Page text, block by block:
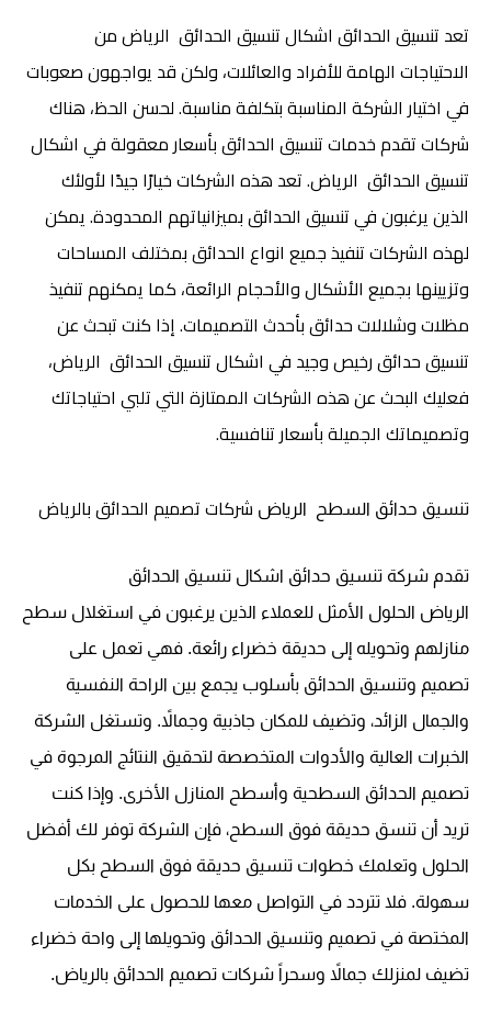
تعد تنسيق الحدائق اشكال تنسيق الحدائق الرياض من
الاحتياجات الهامة للأفراد والعائلات، ولكن قد يواجهون صعوبات
في اختيار الشركة المناسبة بتكلفة مناسبة. لحسن الحظ، هناك
شركات تقدم خدمات تنسيق الحدائق بأسعار معقولة في اشكال
تنسيق الحدائق الرياض. تعد هذه الشركات خيارًا جيدًا لأولئك
الذين يرغبون في تنسيق الحدائق بميزانياتهم المحدودة. يمكن
لهذه الشركات تنفيذ جميع انواع الحدائق بمختلف المساحات
وتزيينها بجميع الأشكال والأحجام الرائعة، كما يمكنهم تنفيذ
مظلات وشلالات حدائق بأحدث التصميمات. إذا كنت تبحث عن
تنسيق حدائق رخيص وجيد في اشكال تنسيق الحدائق الرياض،
فعليك البحث عن هذه الشركات الممتازة التي تلبي احتياجاتك
وتصميماتك الجميلة بأسعار تنافسية.
تنسيق حدائق السطح الرياض شركات تصميم الحدائق بالرياض
تقدم شركة تنسيق حدائق اشكال تنسيق الحدائق
الرياض الحلول الأمثل للعملاء الذين يرغبون في استغلال سطح
منازلهم وتحويله إلى حديقة خضراء رائعة. فهي تعمل على
تصميم وتنسيق الحدائق بأسلوب يجمع بين الراحة النفسية
والجمال الزائد، وتضيف للمكان جاذبية وجمالاً. وتستغل الشركة
الخبرات العالية والأدوات المتخصصة لتحقيق النتائج المرجوة في
تصميم الحدائق السطحية وأسطح المنازل الأخرى. وإذا كنت
تريد أن تنسق حديقة فوق السطح، فإن الشركة توفر لك أفضل
الحلول وتعلمك خطوات تنسيق حديقة فوق السطح بكل
سهولة. فلا تتردد في التواصل معها للحصول على الخدمات
المختصة في تصميم وتنسيق الحدائق وتحويلها إلى واحة خضراء
تضيف لمنزلك جمالاً وسحراً شركات تصميم الحدائق بالرياض.